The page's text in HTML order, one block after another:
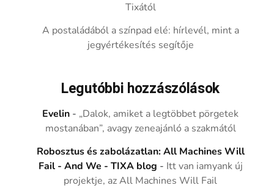
Tixától
A postaládából a színpad elé: hírlevél, mint a
jegyértékesítés segítője
Legutóbbi hozzászólások
Evelin - „Dalok, amiket a legtöbbet pörgetek
mostanában”, avagy zeneajánló a szakmától
Robosztus és zabolázatlan: All Machines Will
Fail - And We - TIXA blog - Itt van iamyank új
projektje, az All Machines Will Fail